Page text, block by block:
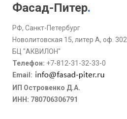
Фасад-Питер.
РФ, Санкт-Петербург
Новолитовская 15, литер А, оф. 302
БЦ "АКВИЛОН"
Телефон: +7-812-31-32-33-0
Email:
ИП Островенко Д.А.
ИНН: 780706306791